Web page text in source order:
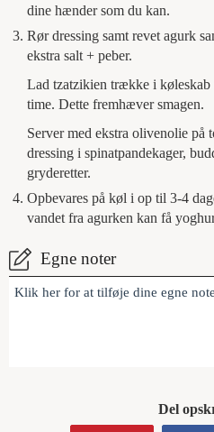
dine hænder som du kan.
Rør dressing samt revet agurk
ekstra salt + peber.
Lad tzatzikien trække i
time. Dette fremhæver smagen.
Server med ekstra olivenolie på
dressing i spinatpandekager,
gryderetter.
Opbevares på køl i op til 3-4
vandet fra agurken kan få
Egne noter
Klik her for at tilføje dine egne
Del